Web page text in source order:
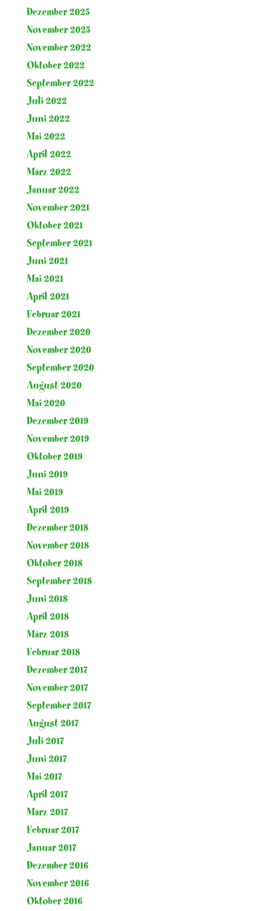
Dezember 2025
November 2025
November 2022
Oktober 2022
September 2022
Juli 2022
Juni 2022
Mai 2022
April 2022
März 2022
Januar 2022
November 2021
Oktober 2021
September 2021
Juni 2021
Mai 2021
April 2021
Februar 2021
Dezember 2020
November 2020
September 2020
August 2020
Mai 2020
Dezember 2019
November 2019
Oktober 2019
Juni 2019
Mai 2019
April 2019
Dezember 2018
November 2018
Oktober 2018
September 2018
Juni 2018
April 2018
März 2018
Februar 2018
Dezember 2017
November 2017
September 2017
August 2017
Juli 2017
Juni 2017
Mai 2017
April 2017
März 2017
Februar 2017
Januar 2017
Dezember 2016
November 2016
Oktober 2016